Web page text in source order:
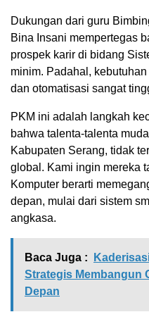
Dukungan dari guru
Bina Insani mempertegas
prospek karir di bidang
minim. Padahal,
dan otomatisasi sangat
PKM ini adalah langkah
bahwa talenta-talenta
Kabupaten Serang, tidak
global. Kami ingin mereka
Komputer berarti
depan, mulai dari sistem
angkasa.
Baca Juga :
Strategis Membangun
Depan